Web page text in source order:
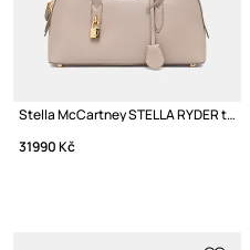
Stella McCartney STELLA RYDER taška dámská z imitace kůže
31990 Kč